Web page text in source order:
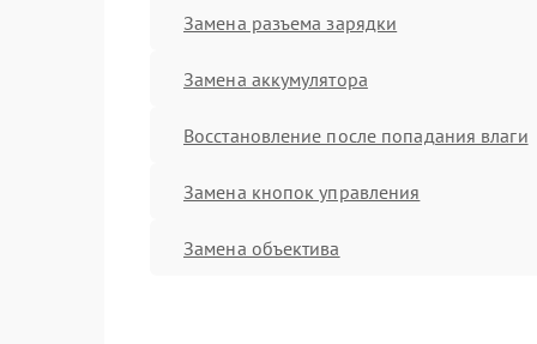
Замена разъема зарядки
Замена аккумулятора
Восстановление после попадания влаги
Замена кнопок управления
Замена объектива